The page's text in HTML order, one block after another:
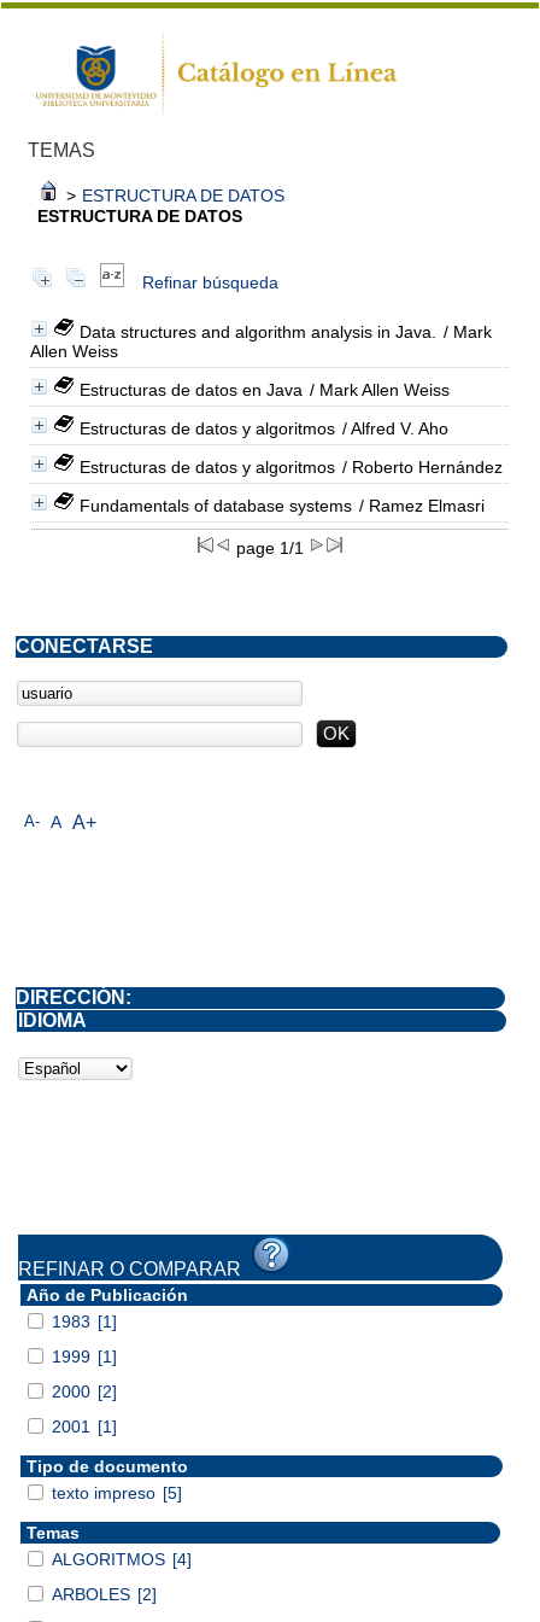
TEMAS
> ESTRUCTURA DE DATOS
ESTRUCTURA DE DATOS
Refinar búsqueda
Data structures and algorithm analysis in Java.
/ Mark
Allen Weiss
Estructuras de datos en Java / Mark Allen Weiss
Estructuras de datos y algoritmos / Alfred V. Aho
Estructuras de datos y algoritmos / Roberto Hernández
Fundamentals of database systems / Ramez Elmasri
page 1/1
A- A A+
CONECTARSE
DIRECCIÓN:
IDIOMA
REFINAR O COMPARAR
Año de Publicación
1983 [1]
1999 [1]
2000 [2]
2001
[1]
Tipo de documento
texto impreso [5]
Temas
ALGORITMOS [4]
ARBOLES [2]